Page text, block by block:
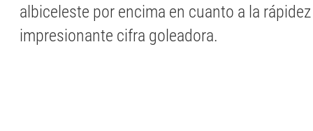
albiceleste por encima en cuanto a la
impresionante cifra goleadora.